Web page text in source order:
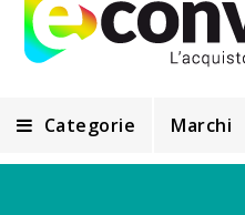
Categorie Marchi